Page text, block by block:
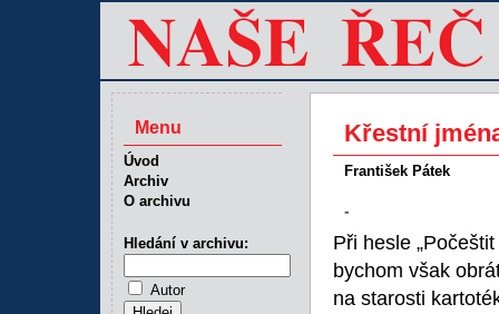
Křestní
František Pátek
-
Při hesle
bychom však
na starosti
Menu
Úvod
Archiv
O archivu
Hledání v archivu:
Autor